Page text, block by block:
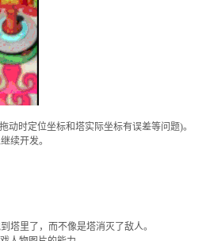
时定位坐标和塔实际坐标有误差等问题)。
续开发。
塔里了，而不像是塔消灭了敌人。